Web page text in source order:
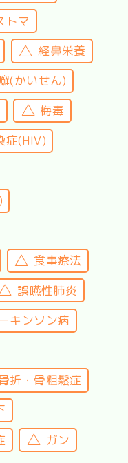
トマ
経鼻栄養
(かいせん)
梅毒
症(HIV)
食事療法
誤嚥性肺炎
キンソン病
折・骨粗鬆症
ガン